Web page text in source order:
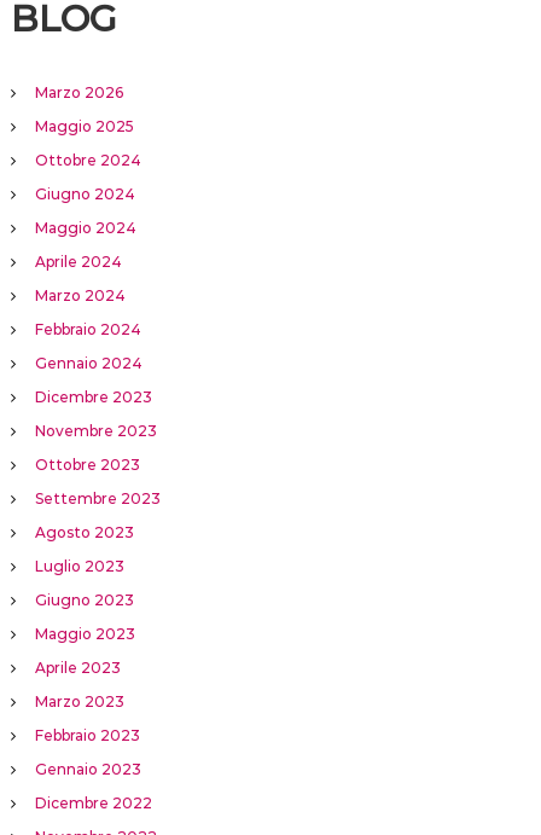
BLOG
Marzo 2026
Maggio 2025
Ottobre 2024
Giugno 2024
Maggio 2024
Aprile 2024
Marzo 2024
Febbraio 2024
Gennaio 2024
Dicembre 2023
Novembre 2023
Ottobre 2023
Settembre 2023
Agosto 2023
Luglio 2023
Giugno 2023
Maggio 2023
Aprile 2023
Marzo 2023
Febbraio 2023
Gennaio 2023
Dicembre 2022